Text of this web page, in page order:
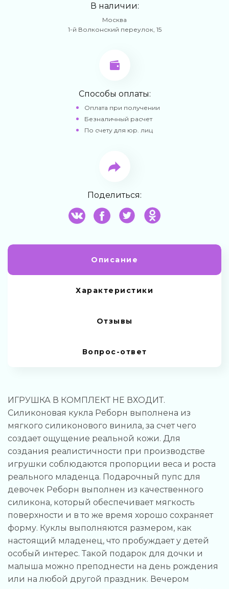
В наличии:
Москва
1-й Волконский переулок, 15
Способы оплаты:
Оплата при получении
Безналичный расчет
По счету для юр. лиц
Поделиться:
Описание
Характеристики
Отзывы
Вопрос-ответ
ИГРУШКА В КОМПЛЕКТ НЕ ВХОДИТ.
Силиконовая кукла Реборн выполнена из
мягкого силиконового винила, за счет чего
создает ощущение реальной кожи. Для
создания реалистичности при производстве
игрушки соблюдаются пропорции веса и роста
реального младенца. Подарочный пупс для
девочек Реборн выполнен из качественного
силикона, который обеспечивает мягкость
поверхности и в то же время хорошо сохраняет
форму. Куклы выполняются размером, как
настоящий младенец, что пробуждает у детей
особый интерес. Такой подарок для дочки и
малыша можно преподнести на день рождения
или на любой другой праздник. Вечером